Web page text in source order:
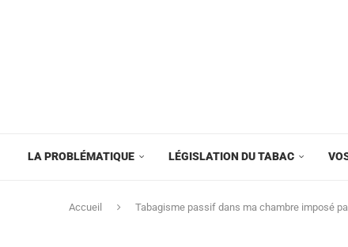
LA PROBLÉMATIQUE LÉGISLATION DU TABAC
Accueil Tabagisme passif dans ma chambre imposé